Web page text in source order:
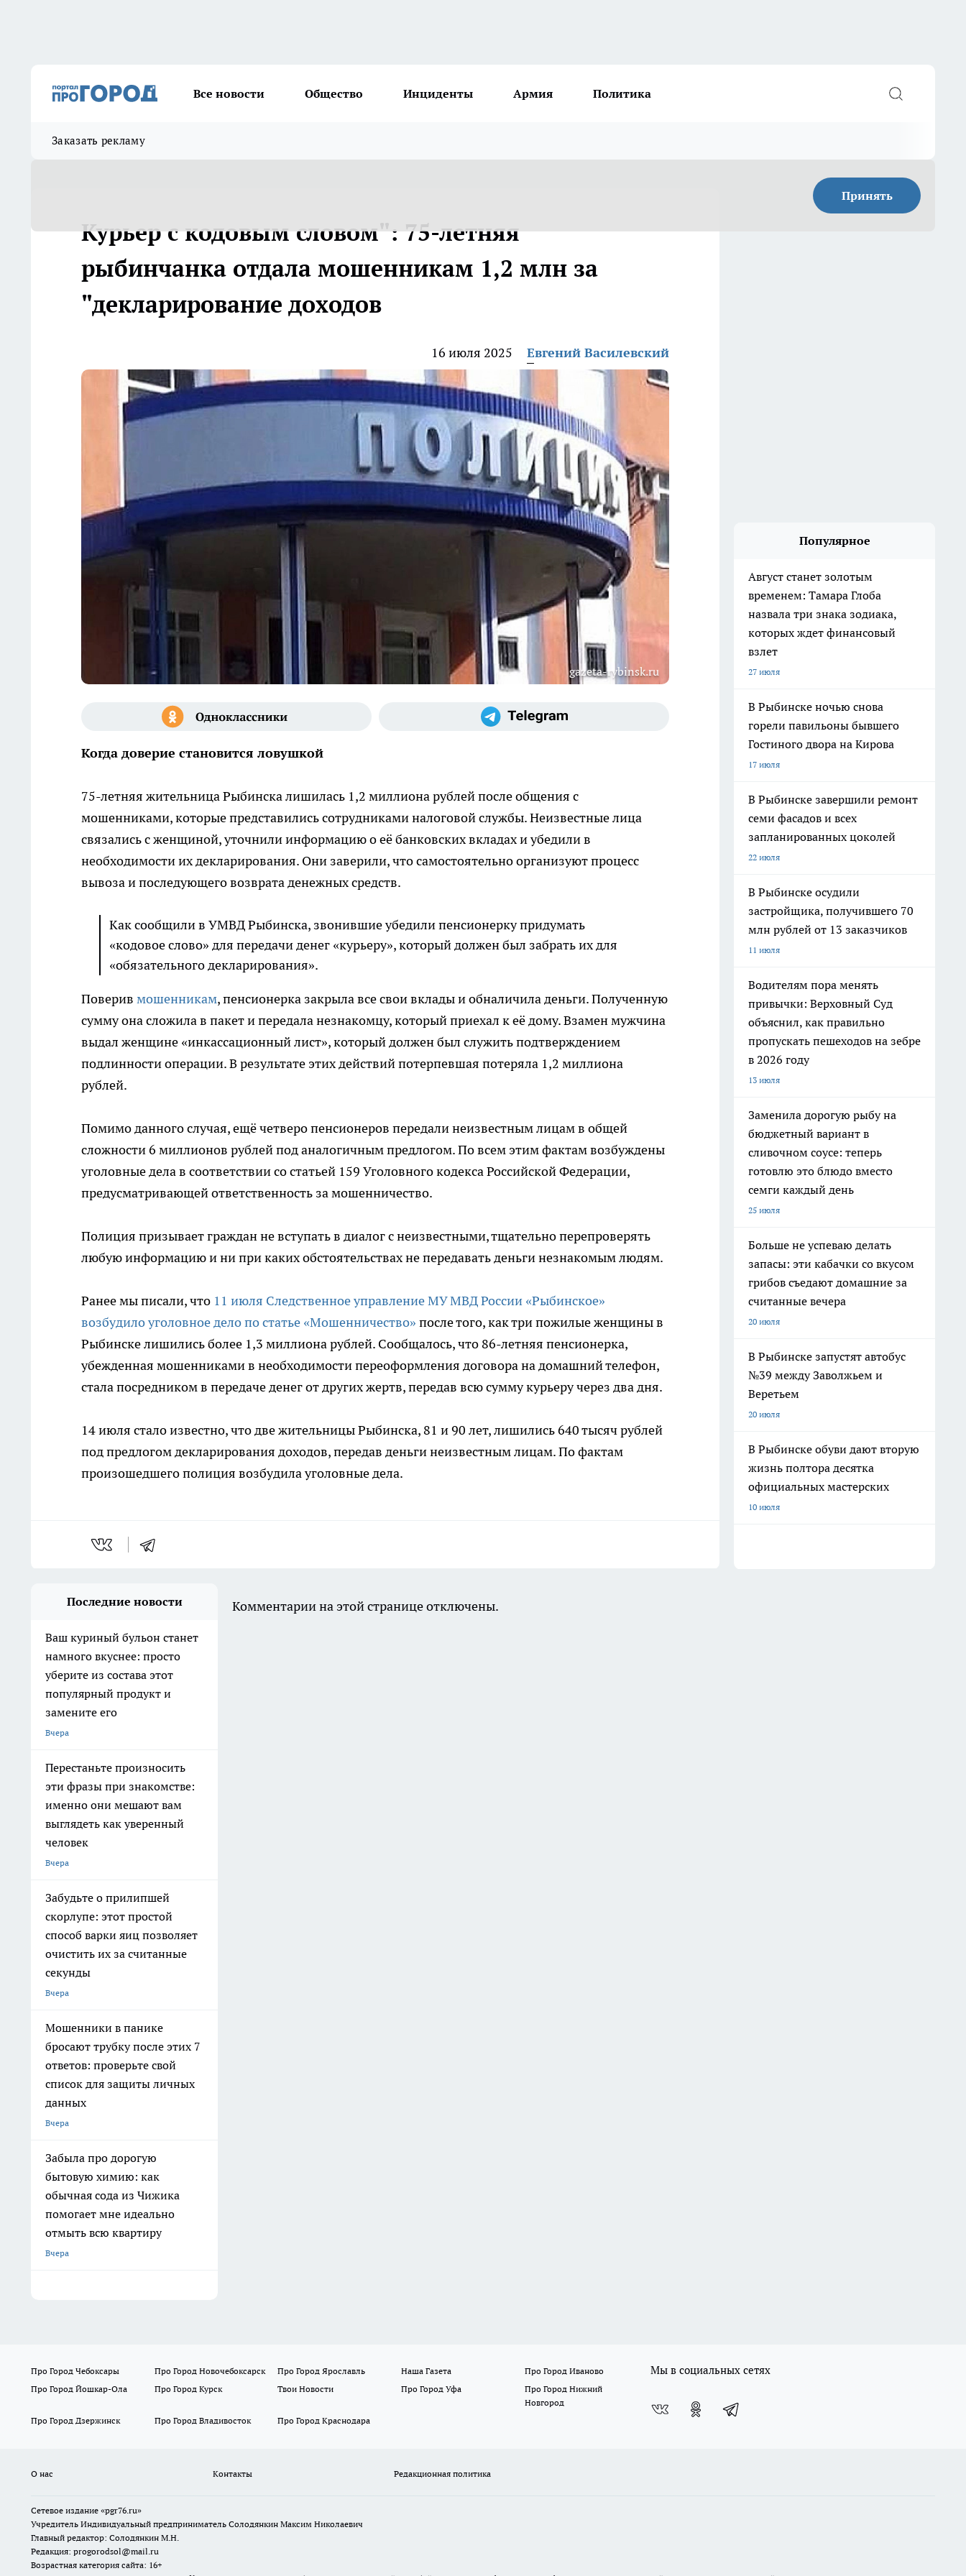
Все новости Общество Инциденты Армия Политика
Заказать рекламу
Принять
Курьер с кодовым словом": 75-летняя
рыбинчанка отдала мошенникам 1,2 млн за
"декларирование доходов
16 июля 2025 Евгений Василевский
gazeta-rybinsk.ru
Когда доверие становится ловушкой
75-летняя жительница Рыбинска лишилась 1,2 миллиона рублей после общения с
мошенниками, которые представились сотрудниками налоговой службы. Неизвестные лица
связались с женщиной, уточнили информацию о её банковских вкладах и убедили в
необходимости их декларирования. Они заверили, что самостоятельно организуют процесс
вывоза и последующего возврата денежных средств.
Как сообщили в УМВД Рыбинска, звонившие убедили пенсионерку придумать
«кодовое слово» для передачи денег «курьеру», который должен был забрать их для
«обязательного декларирования».
Поверив мошенникам, пенсионерка закрыла все свои вклады и обналичила деньги. Полученную
сумму она сложила в пакет и передала незнакомцу, который приехал к её дому. Взамен мужчина
выдал женщине «инкассационный лист», который должен был служить подтверждением
подлинности операции. В результате этих действий потерпевшая потеряла 1,2 миллиона
рублей.
Помимо данного случая, ещё четверо пенсионеров передали неизвестным лицам в общей
сложности 6 миллионов рублей под аналогичным предлогом. По всем этим фактам возбуждены
уголовные дела в соответствии со статьей 159 Уголовного кодекса Российской Федерации,
предусматривающей ответственность за мошенничество.
Полиция призывает граждан не вступать в диалог с неизвестными, тщательно перепроверять
любую информацию и ни при каких обстоятельствах не передавать деньги незнакомым людям.
Ранее мы писали, что 11 июля Следственное управление МУ МВД России «Рыбинское»
возбудило уголовное дело по статье «Мошенничество» после того, как три пожилые женщины в
Рыбинске лишились более 1,3 миллиона рублей. Сообщалось, что 86-летняя пенсионерка,
убежденная мошенниками в необходимости переоформления договора на домашний телефон,
стала посредником в передаче денег от других жертв, передав всю сумму курьеру через два дня.
14 июля стало известно, что две жительницы Рыбинска, 81 и 90 лет, лишились 640 тысяч рублей
под предлогом декларирования доходов, передав деньги неизвестным лицам. По фактам
произошедшего полиция возбудила уголовные дела.
Популярное
Август станет золотым
временем: Тамара Глоба
назвала три знака зодиака,
которых ждет финансовый
взлет
27 июля
В Рыбинске ночью снова
горели павильоны бывшего
Гостиного двора на Кирова
17 июля
В Рыбинске завершили ремонт
семи фасадов и всех
запланированных цоколей
22 июля
В Рыбинске осудили
застройщика, получившего 70
млн рублей от 13 заказчиков
11 июля
Водителям пора менять
привычки: Верховный Суд
объяснил, как правильно
пропускать пешеходов на зебре
в 2026 году
13 июля
Заменила дорогую рыбу на
бюджетный вариант в
сливочном соусе: теперь
готовлю это блюдо вместо
семги каждый день
25 июля
Больше не успеваю делать
запасы: эти кабачки со вкусом
грибов съедают домашние за
считанные вечера
20 июля
В Рыбинске запустят автобус
№39 между Заволжьем и
Веретьем
20 июля
В Рыбинске обуви дают вторую
жизнь полтора десятка
официальных мастерских
10 июля
Последние новости
Ваш куриный бульон станет
намного вкуснее: просто
уберите из состава этот
популярный продукт и
замените его
Вчера
Перестаньте произносить
эти фразы при знакомстве:
именно они мешают вам
выглядеть как уверенный
человек
Вчера
Забудьте о прилипшей
скорлупе: этот простой
способ варки яиц позволяет
очистить их за считанные
секунды
Вчера
Мошенники в панике
бросают трубку после этих 7
ответов: проверьте свой
список для защиты личных
данных
Вчера
Забыла про дорогую
бытовую химию: как
обычная сода из Чижика
помогает мне идеально
отмыть всю квартиру
Вчера
Комментарии на этой странице отключены.
Про Город Чебоксары Про Город Новочебоксарск Про Город Ярославль Наша Газета
Про Город Иваново
Про Город Йошкар-Ола
Про Город Курск Твои Новости Про Город Уфа
Про Город Нижний
Новгород
Про Город Дзержинск
Про Город Владивосток Про Город Краснодара
Мы в социальных сетях
О нас Контакты Редакционная политика
Сетевое издание «pgr76.ru»
Учредитель Индивидуальный предприниматель Солодянкин Максим Николаевич
Главный редактор: Солодянкин М.Н.
Редакция: progorodsol@mail.ru
Возрастная категория сайта: 16+